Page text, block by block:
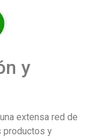
y
extensa red de
productos y